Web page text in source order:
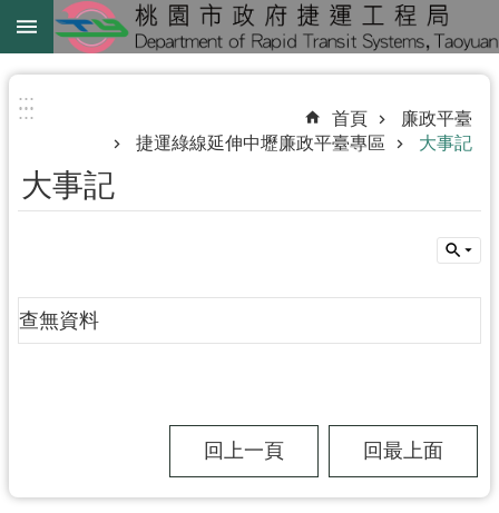
跳到主要內容區塊
綠
延
中
路
地
下
搜
:::
::: 首頁
廉政平臺
捷運綠線延伸中壢廉政平臺專區
大事記
大事記
查無資料
回上一頁 回最上面